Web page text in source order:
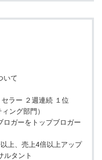
いて
セラー ２週連続 １位
ング部門）
ロガーをトップブロガー
上、売上4倍以上アップ
ルタント